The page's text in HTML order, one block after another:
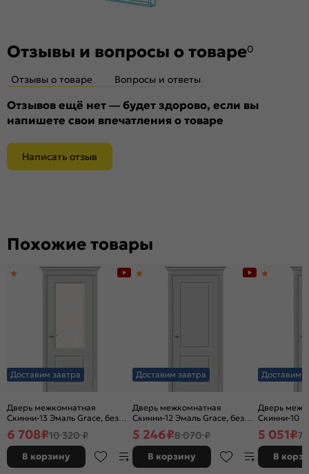
Композитный мебельный щит на основе
Отзывы и вопросы о товаре0
Отзывы о товаре Вопросы и ответы
Отзывов ещё нет — будет здорово, если вы
напишете свои впечатления о товаре
Написать отзыв
Похожие товары
Доставим завтра
Дверь межкомнатная
Скинни-13 Эмаль Grace, без
декора, остекленная, white
сrystal, без кромки, скиновая
6 708₽10 320 ₽
В корзину
Доставим завтра
Дверь межкомнатная
Скинни-12 Эмаль Grace, без
декора, глухая, без стекла,
без кромки, скиновая
5 246₽8 070 ₽
В корзину
Доставим
Дверь
Скинни-10
декора,
без кромки,
5 051₽7
В